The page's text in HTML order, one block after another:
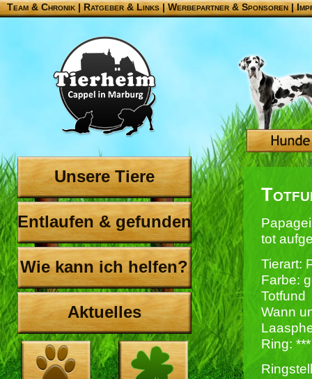
Team & Chronik |Ratgeber & Links|Werbepartner & Sponsoren|
Unsere Tiere
Entlaufen & gefunden
Wie kann ich helfen?
Aktuelles
tot
Tierart:
Farbe:
Totfund
Wann
Ring: